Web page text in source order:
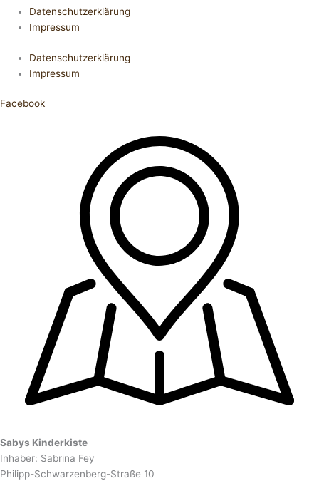
Datenschutzerklärung
Impressum
Datenschutzerklärung
Impressum
Facebook
Sabys Kinderkiste
Inhaber: Sabrina Fey
Philipp-Schwarzenberg-Straße 10